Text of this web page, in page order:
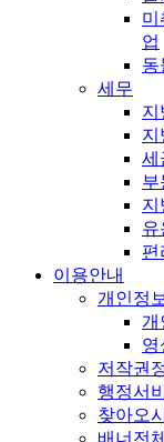
미
업
동
세무
지
지
세
부
지
유
편
이용안내
개인정
개
영
저작권
행정서
찾아오
배너전